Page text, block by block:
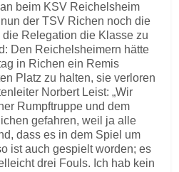
beim KSV Reichelsheim
der TSV Richen noch die
Relegation die Klasse zu
Den Reichelsheimern hätte
in Richen ein Remis
Platz zu halten, sie verloren
Norbert Leist: „Wir
Rumpftruppe und dem
gefahren, weil ja alle
dass es in dem Spiel um
ist auch gespielt worden; es
drei Fouls. Ich hab kein